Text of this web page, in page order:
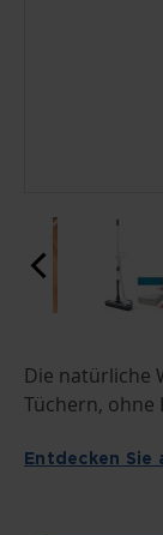
ANFANG
DER
BILDGALERIE
Die natürliche
Tüchern, ohne
Entdecken Sie